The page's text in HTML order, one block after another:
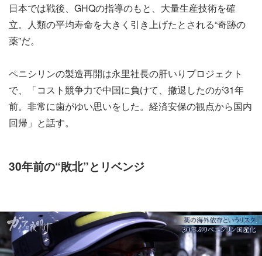
日本では戦後、GHQの指導のもと、大量生産技術を確
立。人類の平均寿命を大きく引き上げたとされる“奇跡の
薬”だ。
ペニシリンの製造再開は永里社長の肝いりプロジェクト
で、「コスト競争力で中国に負けて、撤退したのが31年
前。非常に歯がゆい思いをした。経済安保の観点から国内
回帰」と話す。
30年前の“敗北”とリベンジ